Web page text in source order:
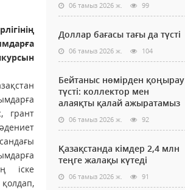
грант
іске
06 тамыз 2026 ж. 99
Доллар бағасы тағы да түсті
06 тамыз 2026 ж. 104
Бейтаныс нөмірден қоңырау
түсті: коллектор мен
алаяқты қалай ажыратамыз
06 тамыз 2026 ж. 92
Қазақстанда кімдер 2,4 млн
теңге жалақы күтеді
06 тамыз 2026 ж. 91